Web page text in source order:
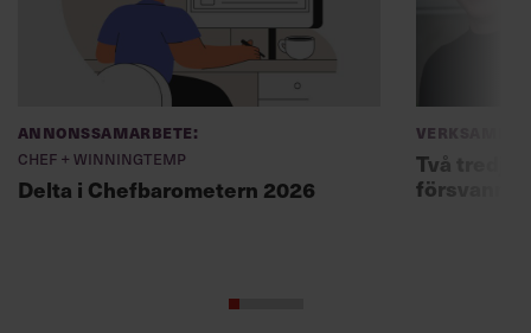
Annonssamarbete:
Chef + Winningtemp
Delta i Chefbarometern 2026
Två
försvann